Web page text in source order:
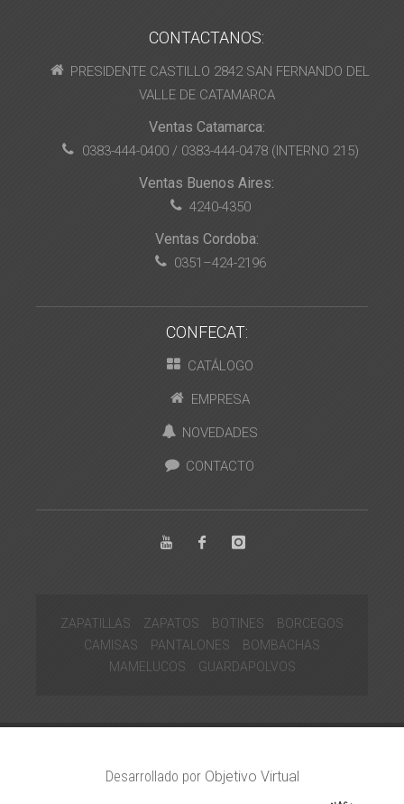
CONTACTANOS:
PRESIDENTE CASTILLO 2842 SAN FERNANDO DEL
VALLE DE CATAMARCA
Ventas Catamarca:
0383-444-0400 / 0383-444-0478 (INTERNO 215)
Ventas Buenos Aires:
4240-4350
Ventas Cordoba:
0351–424-2196
CONFECAT:
CATÁLOGO
EMPRESA
NOVEDADES
CONTACTO
ZAPATILLAS ZAPATOS BOTINES
BORCEGOS
CAMISAS
PANTALONES
BOMBACHAS
MAMELUCOS
GUARDAPOLVOS
Desarrollado por Objetivo Virtual